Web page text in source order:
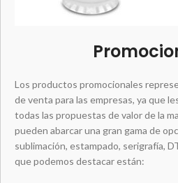
Los productos promocionales
de venta para las empresas, ya que
todas las propuestas de valor de la
pueden abarcar una gran gama de
sublimación, estampado, serigrafía,
que podemos destacar están: